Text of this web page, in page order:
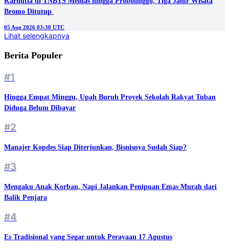
05 Aug 2026 03:30 UTC
Lihat selengkapnya
Berita Populer
#1
Hingga Empat Minggu, Upah Buruh Proyek Sekolah Rakyat Tuban
Diduga Belum Dibayar
#2
Manajer Kopdes Siap Diterjunkan, Bisnisnya Sudah Siap?
#3
Mengaku Anak Korban, Napi Jalankan Penipuan Emas Murah dari
Balik Penjara
#4
Es Tradisional yang Segar untuk Perayaan 17 Agustus